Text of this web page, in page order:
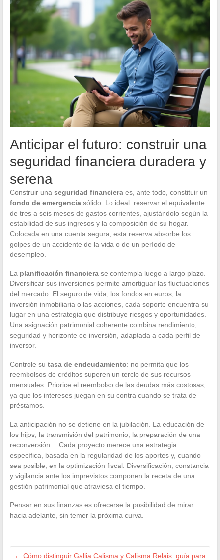
Anticipar el futuro: construir una
seguridad financiera duradera y
serena
Construir una seguridad financieraes, ante todo, constituir un
fondo de emergenciasólido. Lo ideal: reservar el equivalente
de tres a seis meses de gastos corrientes, ajustándolo según la
estabilidad de sus ingresos y la composición de su hogar.
Colocada en una cuenta segura, esta reserva absorbe los
golpes de un accidente de la vida o de un período de
desempleo.
La planificación financierase contempla luego a largo plazo.
Diversificar sus inversiones permite amortiguar las fluctuaciones
del mercado. El seguro de vida, los fondos en euros, la
inversión inmobiliaria o las acciones, cada soporte encuentra su
lugar en una estrategia que distribuye riesgos y oportunidades.
Una asignación patrimonial coherente combina rendimiento,
seguridad y horizonte de inversión, adaptada a cada perfil de
inversor.
Controle su tasa de endeudamiento: no permita que los
reembolsos de créditos superen un tercio de sus recursos
mensuales. Priorice el reembolso de las deudas más costosas,
ya que los intereses juegan en su contra cuando se trata de
préstamos.
La anticipación no se detiene en la jubilación. La educación de
los hijos, la transmisión del patrimonio, la preparación de una
reconversión… Cada proyecto merece una estrategia
específica, basada en la regularidad de los aportes y, cuando
sea posible, en la optimización fiscal. Diversificación, constancia
y vigilancia ante los imprevistos componen la receta de una
gestión patrimonial que atraviesa el tiempo.
Pensar en sus finanzas es ofrecerse la posibilidad de mirar
hacia adelante, sin temer la próxima curva.
← Cómo distinguir Gallia Calisma y Calisma Relais: guía para